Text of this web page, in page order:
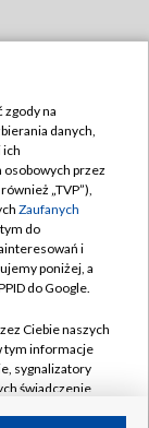
zgody na
danych,
ich
przez
„TVP”),
Zaufanych
do
i
poniżej, a
do Google.
Ciebie naszych
tym informacje
sygnalizatory
świadczenie